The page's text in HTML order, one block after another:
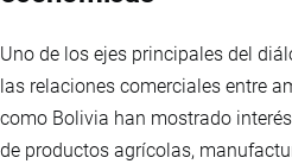
Uno de los ejes principales del
las relaciones comerciales entre
como Bolivia han mostrado
de productos agrícolas,